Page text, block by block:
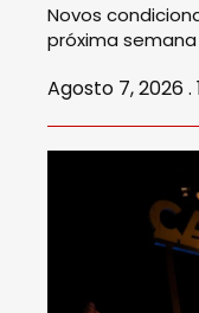
Novos
próxima semana
Agosto 7, 2026 .